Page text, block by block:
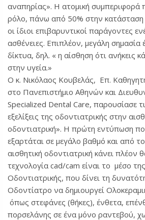
αναπηρίας». Η ατομική συμπεριφορά
ρόλο, πάνω από 50% στην κατάσταση
οι ίδιοι επιβαρυντικοί παράγοντες
ασθένειες. Επιπλέον, μεγάλη σημασία
δίκτυα, δηλ. « η αίσθηση ότι ανήκεις
στην υγεία.»
Ο κ. Νικόλαος Κουβελάς, Επ.
στο Πανεπιστήμιο Αθηνών και
Specialized Dental Care, παρουσίασε
εξελίξεις της οδοντιατρικής στην
οδοντιατρική». Η πρώτη εντύπωση
εξαρτάται σε μεγάλο βαθμό και από
αισθητική οδοντιατρική κάνει πλέον
τεχνολογία cad/cam είναι το μέσο
Οδοντιατρικής, που δίνει τη
Οδοντίατρο να δημιουργεί
όπως στεφάνες (θήκες), ένθετα,
πορσελάνης σε ένα μόνο ραντεβού,